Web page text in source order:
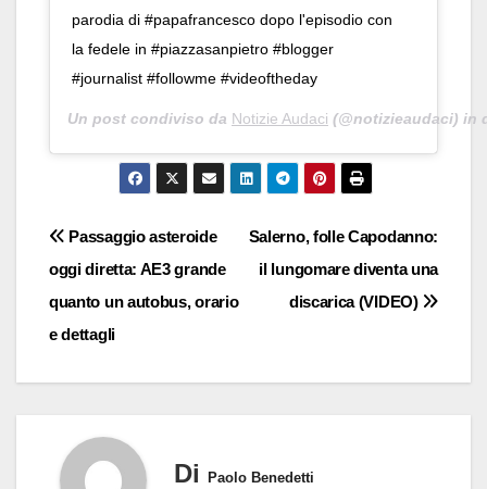
parodia di #papafrancesco dopo l'episodio con
la fedele in #piazzasanpietro #blogger
#journalist #followme #videoftheday
Un post condiviso da Notizie Audaci (@notizieaudaci) in
Navigazione
articoli
Salerno, folle Capodanno:
il lungomare diventa una
discarica (VIDEO)
Passaggio asteroide
oggi diretta: AE3 grande
quanto un autobus, orario
e dettagli
Di Paolo Benedetti